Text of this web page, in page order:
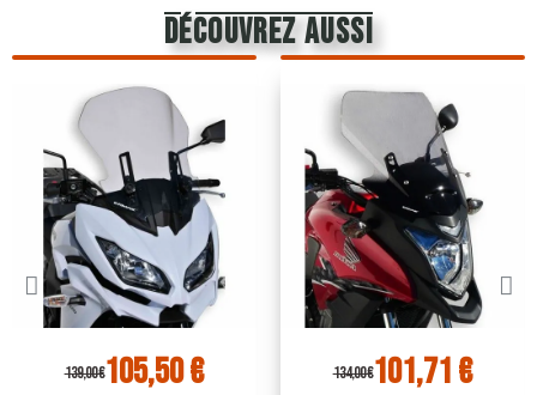
découvrez aussi
139,00 €105,50 € 134,00 €101,71 €